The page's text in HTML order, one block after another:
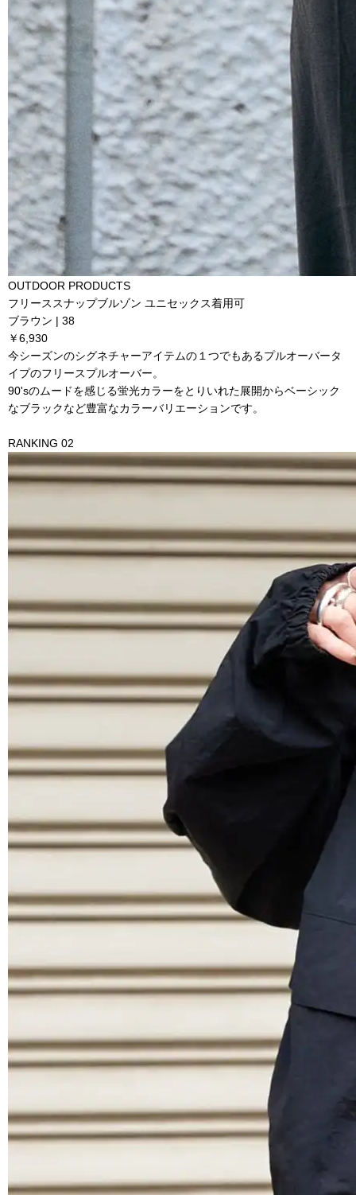
OUTDOOR PRODUCTS
フリーススナップブルゾン ユニセックス着用可
ブラウン | 38
￥6,930
今シーズンのシグネチャーアイテムの１つでもあるプルオーバータ
イプのフリースプルオーバー。
90'sのムードを感じる蛍光カラーをとりいれた展開からベーシック
なブラックなど豊富なカラーバリエーションです。
RANKING 02